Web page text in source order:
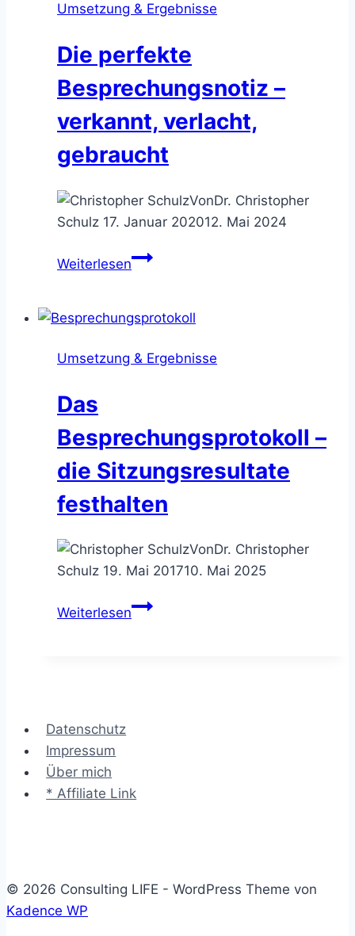
Umsetzung & Ergebnisse
Die perfekte
Besprechungsnotiz –
verkannt, verlacht,
gebraucht
VonDr. Christopher
Schulz 17. Januar 202012. Mai 2024
WeiterlesenDie
–
verlacht,
Umsetzung & Ergebnisse
Das
Besprechungsprotokoll –
die Sitzungsresultate
festhalten
VonDr. Christopher
Schulz 19. Mai 201710. Mai 2025
WeiterlesenDas
Datenschutz
Impressum
Über mich
* Affiliate Link
© 2026 Consulting LIFE - WordPress Theme von
Kadence WP